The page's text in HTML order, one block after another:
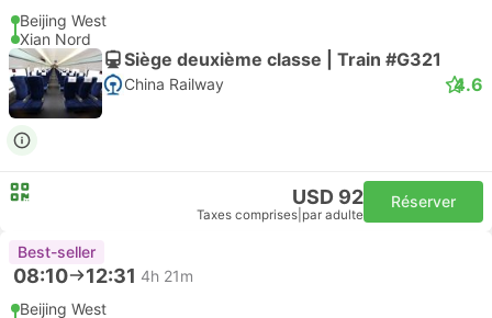
Beijing West
Xian Nord
Siège deuxième classe | Train #G321
China Railway 4.6
USD 92
Taxes comprises par adulte
Réserver
Best-seller
08:10 12:31 4h 21m
Beijing West